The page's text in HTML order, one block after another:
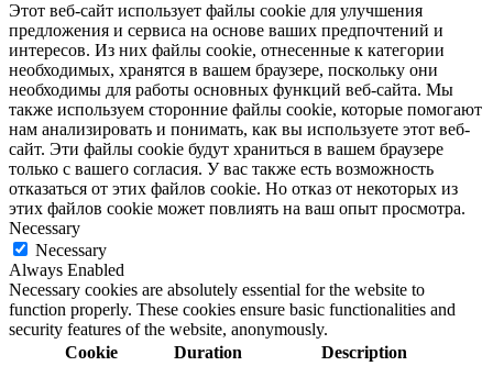
Этот веб-сайт использует файлы cookie для улучшения
предложения и сервиса на основе ваших предпочтений и
интересов. Из них файлы cookie, отнесенные к категории
необходимых, хранятся в вашем браузере, поскольку они
необходимы для работы основных функций веб-сайта. Мы
также используем сторонние файлы cookie, которые помогают
нам анализировать и понимать, как вы используете этот веб-
сайт. Эти файлы cookie будут храниться в вашем браузере
только с вашего согласия. У вас также есть возможность
отказаться от этих файлов cookie. Но отказ от некоторых из
этих файлов cookie может повлиять на ваш опыт просмотра.
Necessary
Necessary
Always Enabled
Necessary cookies are absolutely essential for the website to
function properly. These cookies ensure basic functionalities and
security features of the website, anonymously.
Cookie
Duration Description